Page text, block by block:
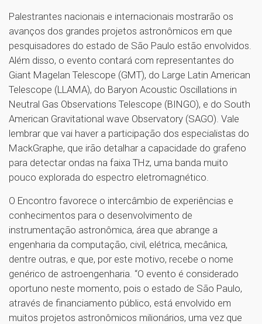
Palestrantes nacionais e internacionais mostrarão os
avanços dos grandes projetos astronômicos em que
pesquisadores do estado de São Paulo estão envolvidos.
Além disso, o evento contará com representantes do
Giant Magelan Telescope (GMT), do Large Latin American
Telescope (LLAMA), do Baryon Acoustic Oscillations in
Neutral Gas Observations Telescope (BINGO), e do South
American Gravitational wave Observatory (SAGO). Vale
lembrar que vai haver a participação dos especialistas do
MackGraphe, que irão detalhar a capacidade do grafeno
para detectar ondas na faixa THz, uma banda muito
pouco explorada do espectro eletromagnético.
O Encontro favorece o intercâmbio de experiências e
conhecimentos para o desenvolvimento de
instrumentação astronômica, área que abrange a
engenharia da computação, civil, elétrica, mecânica,
dentre outras, e que, por este motivo, recebe o nome
genérico de astroengenharia. “O evento é considerado
oportuno neste momento, pois o estado de São Paulo,
através de financiamento público, está envolvido em
muitos projetos astronômicos milionários, uma vez que